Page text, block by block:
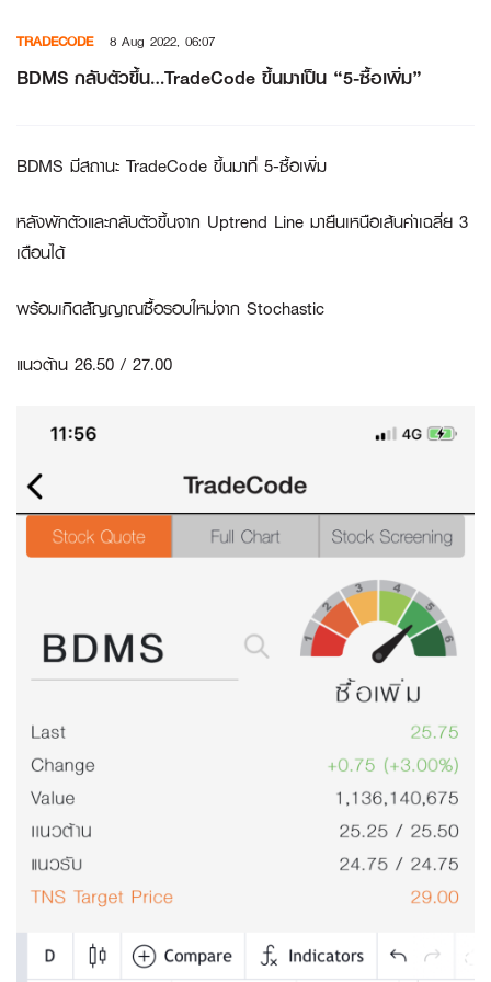
content
TRADECODE 8 Aug 2022, 06:07
BDMS กลับตัวขึ้น…TradeCode ขึ้นมาเป็น “5-ซื้อเพิ่ม”
BDMS มีสถานะ TradeCode ขึ้นมาที่ 5-ซื้อเพิ่ม
หลังพักตัวและกลับตัวขึ้นจาก Uptrend Line มายืนเหนือเส้นค่าเฉลี่ย 3
เดือนได้
พร้อมเกิดสัญญาณซื้อรอบใหม่จาก Stochastic
แนวต้าน 26.50 / 27.00